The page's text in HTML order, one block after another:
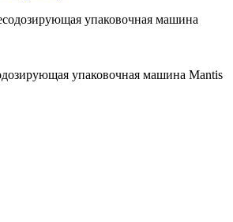
упаковочная машина Mantis